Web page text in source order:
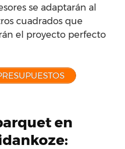
se adaptarán al
cuadrados que
el proyecto perfecto
en